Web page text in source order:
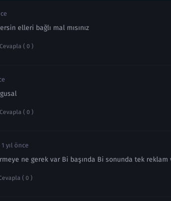
elleri bağlı mal mısınız
Cevapla ( 0 )
Cevapla ( 0 )
1 yıl önce
ne gerek var Bi başında Bi sonunda tek
( 0 )